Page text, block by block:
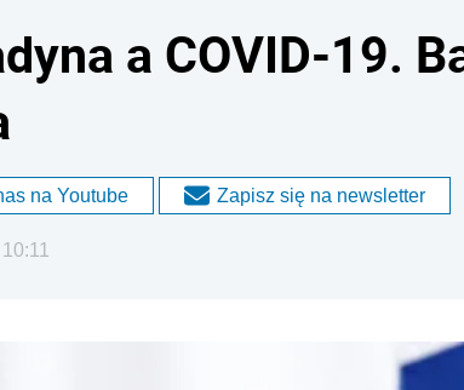
a COVID-19.
na Youtube Zapisz się na newsletter